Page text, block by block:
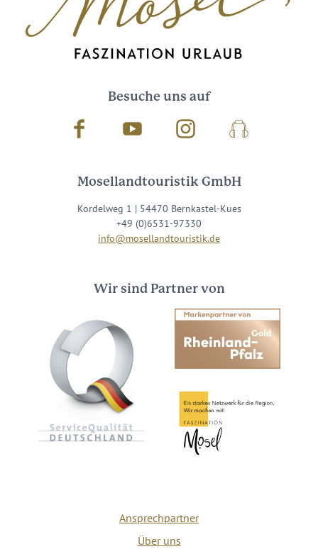
Besuche uns auf
Facebook Youtube InstagramPodcast
Mosellandtouristik GmbH
Kordelweg 1 | 54470 Bernkastel-Kues
+49 (0)6531-97330
info@mosellandtouristik.de
Wir sind Partner von
Ansprechpartner
Über uns